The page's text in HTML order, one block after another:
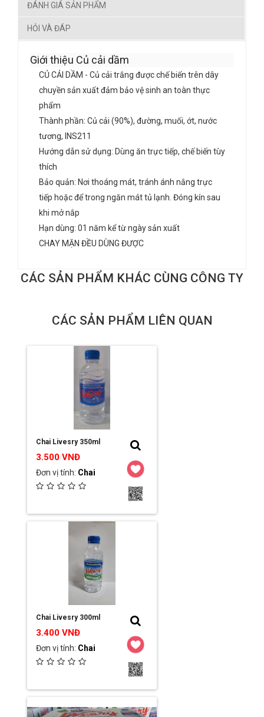
ĐÁNH GIÁ SẢN PHẨM
HỎI VÀ ĐÁP
Giới thiệu Củ cải dầm
CỦ CẢI DẦM - Củ cải trắng được chế biến trên dây
chuyền sản xuất đảm bảo vệ sinh an toàn thực
phẩm
Thành phần: Củ cải (90%), đường, muối, ớt, nước
tương, INS211
Hướng dẫn sử dụng: Dùng ăn trực tiếp, chế biến tùy
thích
Bảo quản: Nơi thoáng mát, tránh ánh nắng trực
tiếp hoặc để trong ngăn mát tủ lạnh. Đóng kín sau
khi mở nắp
Hạn dùng: 01 năm kể từ ngày sản xuất
CHAY MẶN ĐỀU DÙNG ĐƯỢC
CÁC SẢN PHẨM KHÁC CÙNG CÔNG TY
CÁC SẢN PHẨM LIÊN QUAN
Chai Livesry 350ml
3.500 VNĐ
Đơn vị tính: Chai
Công ty TNHH MTV Hải Sơn
Chi tiết / Đặt hàng
Chai Livesry 300ml
3.400 VNĐ
Đơn vị tính: Chai